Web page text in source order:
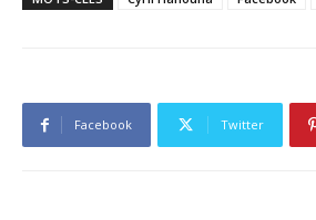
Facebook Twitter